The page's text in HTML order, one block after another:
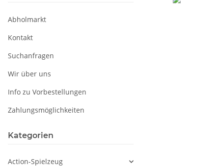
Abholmarkt
Kontakt
Suchanfragen
Wir über uns
Info zu Vorbestellungen
Zahlungsmöglichkeiten
Kategorien
Action-Spielzeug